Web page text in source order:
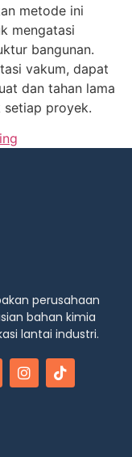
metode ini
mengatasi
bangunan.
vakum, dapat
dan tahan lama
setiap proyek.
perusahaan
bahan kimia
lantai industri.